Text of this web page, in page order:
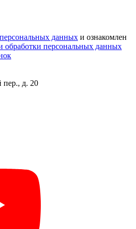
данных и ознакомлен
обработки персональных данных
д. 20